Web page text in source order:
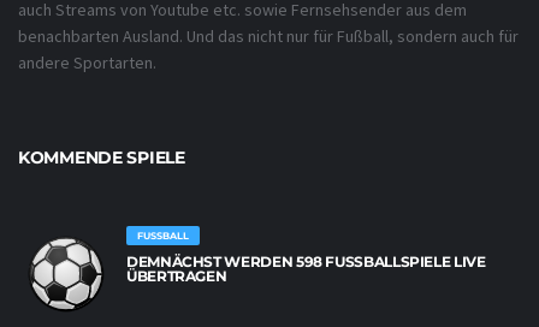
auch Streams von Youtube etc. sowie Fernsehsender aus dem
benachbarten Ausland. Und das nicht nur für Fußball, sondern auch für
andere Sportarten.
KOMMENDE SPIELE
FUSSBALL
DEMNÄCHST WERDEN 598 FUSSBALLSPIELE LIVE Ü
BERTRAGEN